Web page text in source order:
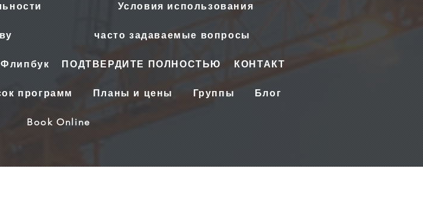
Условия использования
часто задаваемые вопросы
Флипбук ПОДТВЕРДИТЕ ПОЛНОСТЬЮ КОНТАКТ
программ Планы и цены Группы Блог
Book Online